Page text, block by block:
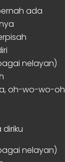
ada
nelayan)
oh-wo-wo-oh
nelayan)